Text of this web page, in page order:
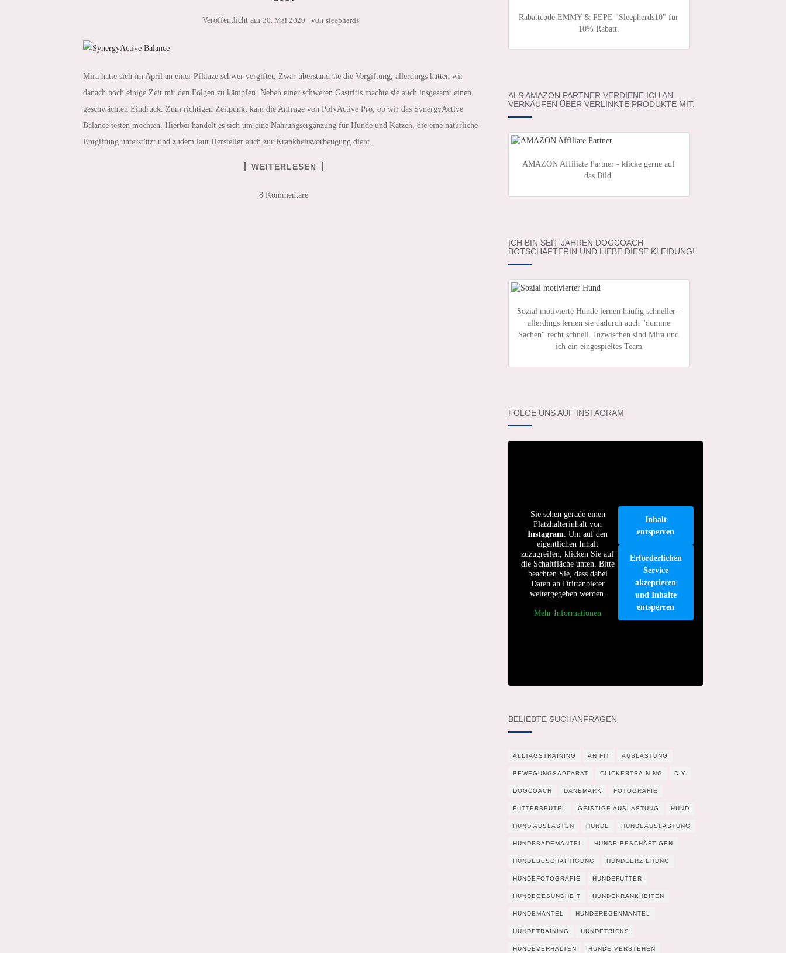
Veröffentlicht am30. Mai 2020 vonsleepherds
Mira hatte sich im April an einer Pflanze schwer vergiftet. Zwar überstand sie die Vergiftung, allerdings hatten wir
danach noch einige Zeit mit den Folgen zu kämpfen. Neben einer schweren Gastritis machte sie auch insgesamt einen
geschwächten Eindruck. Zum richtigen Zeitpunkt kam die Anfrage von PolyActive Pro, ob wir das SynergyActive
Balance testen möchten. Hierbei handelt es sich um eine Nahrungsergänzung für Hunde und Katzen, die eine natürliche
Entgiftung unterstützt und zudem laut Hersteller auch zur Krankheitsvorbeugung dient.
WEITERLESEN
8 Kommentare
Rabattcode EMMY & PEPE "Sleepherds10" für
10% Rabatt.
ALS AMAZON PARTNER VERDIENE ICH AN
VERKÄUFEN ÜBER VERLINKTE PRODUKTE MIT.
AMAZON Affiliate Partner - klicke gerne auf
das Bild.
ICH BIN SEIT JAHREN DOGCOACH
BOTSCHAFTERIN UND LIEBE DIESE KLEIDUNG!
Sozial motivierte Hunde lernen häufig schneller -
allerdings lernen sie dadurch auch "dumme
Sachen" recht schnell. Inzwischen sind Mira und
ich ein eingespieltes Team
FOLGE UNS AUF INSTAGRAM
Sie sehen gerade einen
Platzhalterinhalt von
Instagram . Um auf den
eigentlichen Inhalt
zuzugreifen, klicken Sie auf
die Schaltfläche unten. Bitte
beachten Sie, dass dabei
Daten an Drittanbieter
weitergegeben werden.
Mehr Informationen
Inhalt
entsperren
Erforderlichen
Service
akzeptieren
und Inhalte
entsperren
BELIEBTE SUCHANFRAGEN
ALLTAGSTRAINING ANIFIT AUSLASTUNG
BEWEGUNGSAPPARAT CLICKERTRAINING DIY
DOGCOACH DÄNEMARK FOTOGRAFIE
FUTTERBEUTEL GEISTIGE AUSLASTUNG HUND
HUND AUSLASTEN HUNDE HUNDEAUSLASTUNG
HUNDEBADEMANTEL HUNDE BESCHÄFTIGEN
HUNDEBESCHÄFTIGUNG HUNDEERZIEHUNG
HUNDEFOTOGRAFIE HUNDEFUTTER
HUNDEGESUNDHEIT HUNDEKRANKHEITEN
HUNDEMANTEL HUNDEREGENMANTEL
HUNDETRAINING HUNDETRICKS
HUNDEVERHALTEN HUNDE VERSTEHEN